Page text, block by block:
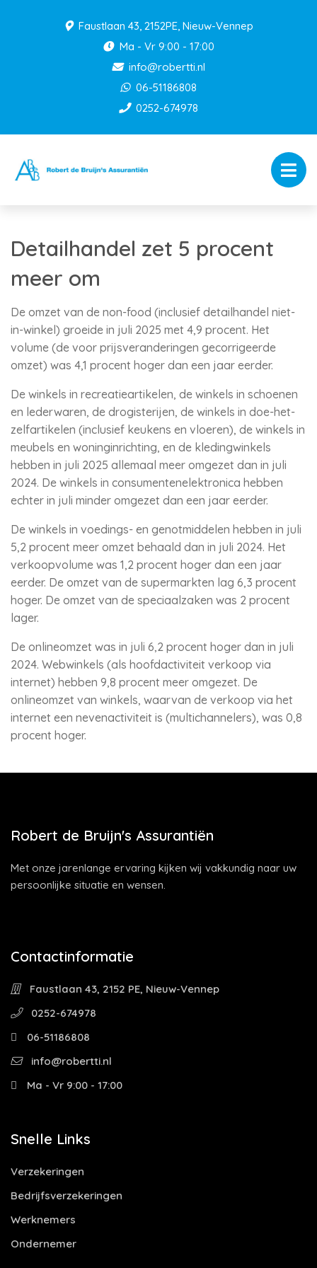
Faustlaan 43, 2152PE, Nieuw-Vennep
Ma - Vr 9:00 - 17:00
info@robertti.nl
06-51186808
0252-674978
Detailhandel zet 5 procent
meer om
De omzet van de non-food (inclusief detailhandel niet-
in-winkel) groeide in juli 2025 met 4,9 procent. Het
volume (de voor prijsveranderingen gecorrigeerde
omzet) was 4,1 procent hoger dan een jaar eerder.
De winkels in recreatieartikelen, de winkels in schoenen
en lederwaren, de drogisterijen, de winkels in doe-het-
zelfartikelen (inclusief keukens en vloeren), de winkels in
meubels en woninginrichting, en de kledingwinkels
hebben in juli 2025 allemaal meer omgezet dan in juli
2024. De winkels in consumentenelektronica hebben
echter in juli minder omgezet dan een jaar eerder.
De winkels in voedings- en genotmiddelen hebben in juli
5,2 procent meer omzet behaald dan in juli 2024. Het
verkoopvolume was 1,2 procent hoger dan een jaar
eerder. De omzet van de supermarkten lag 6,3 procent
hoger. De omzet van de speciaalzaken was 2 procent
lager.
De onlineomzet was in juli 6,2 procent hoger dan in juli
2024. Webwinkels (als hoofdactiviteit verkoop via
internet) hebben 9,8 procent meer omgezet. De
onlineomzet van winkels, waarvan de verkoop via het
internet een nevenactiviteit is (multichannelers), was 0,8
procent hoger.
Robert de Bruijn's Assurantiën
Met onze jarenlange ervaring kijken wij vakkundig naar uw
persoonlijke situatie en wensen.
Contactinformatie
Faustlaan 43, 2152 PE, Nieuw-Vennep
0252-674978
06-51186808
info@robertti.nl
Ma - Vr 9:00 - 17:00
Snelle Links
Verzekeringen
Bedrijfsverzekeringen
Werknemers
Ondernemer